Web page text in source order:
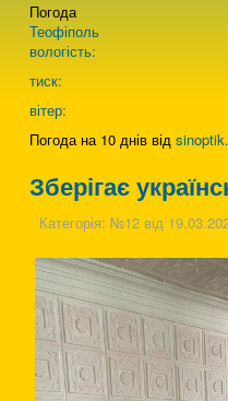
Погода
Теофіполь
вологість:
тиск:
вітер:
Погода на 10 днів від
Зберігає
Категорія: №12 від